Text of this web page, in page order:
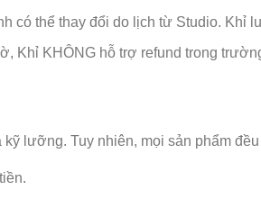
có thể thay đổi do lịch từ Studio. Khỉ
Khỉ KHÔNG hỗ trợ refund trong
lưỡng. Tuy nhiên, mọi sản phẩm đều